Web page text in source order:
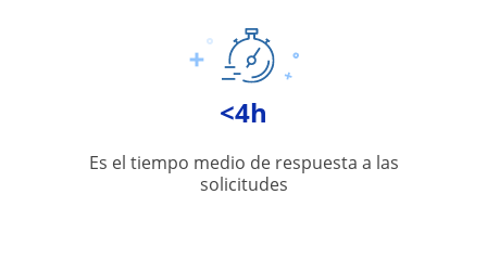
<4h
Es el tiempo medio de respuesta a las
solicitudes